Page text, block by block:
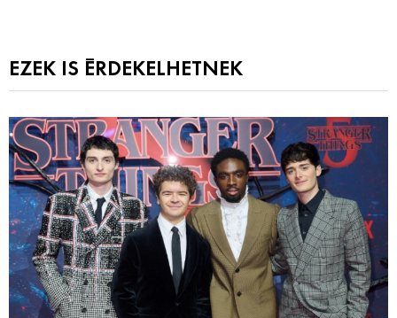
EZEK IS ÉRDEKELHETNEK